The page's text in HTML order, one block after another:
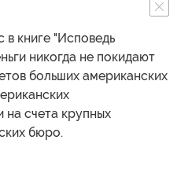
книге "Исповедь
никогда не покидают
больших американских
на счета крупных
бюро.